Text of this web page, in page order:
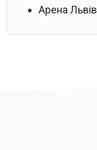
Арена Львів